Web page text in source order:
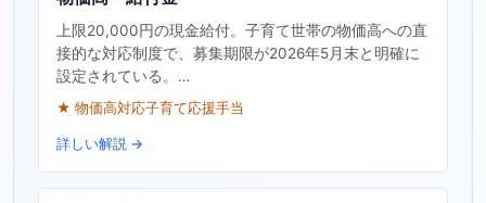
上限20,000円の現金給付。子育て世帯の物価高への直
接的な対応制度で、募集期限が2026年5月末と明確に
設定されている。…
★ 物価高対応子育て応援手当
詳しい解説 →